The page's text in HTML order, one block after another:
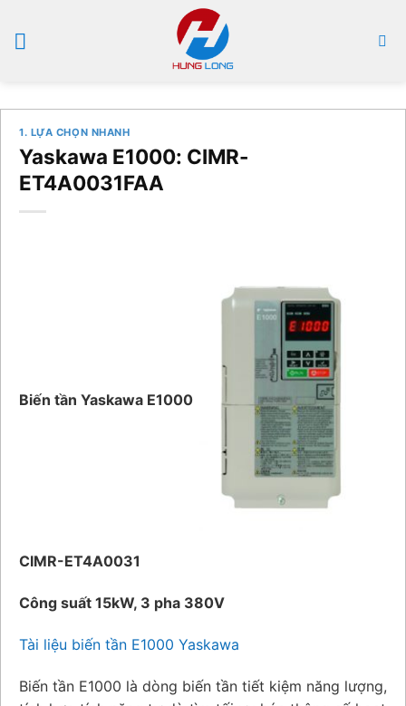
qua
nội
1. LỰA CHỌN NHANH
Yaskawa E1000: CIMR-
ET4A0031FAA
Biến tần Yaskawa E1000
CIMR-ET4A0031
Công suất 15kW, 3 pha 380V
Tài liệu biến tần E1000 Yaskawa
Biến tần E1000 là dòng biến tần tiết kiệm năng lượng,